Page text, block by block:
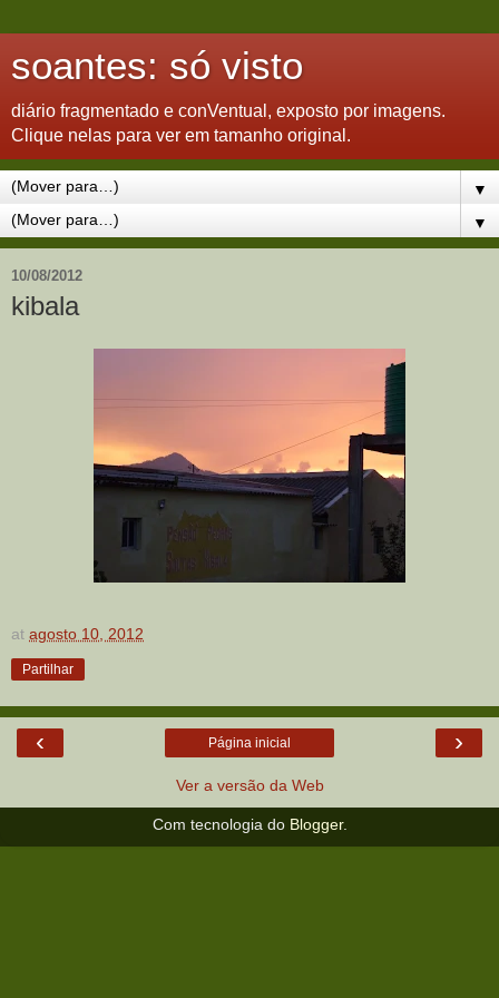
soantes: só visto
diário fragmentado e conVentual, exposto por imagens.
Clique nelas para ver em tamanho original.
▼
▼
10/08/2012
kibala
at agosto 10, 2012
Partilhar
‹ ›
Página inicial
Ver a versão da Web
Com tecnologia do Blogger.